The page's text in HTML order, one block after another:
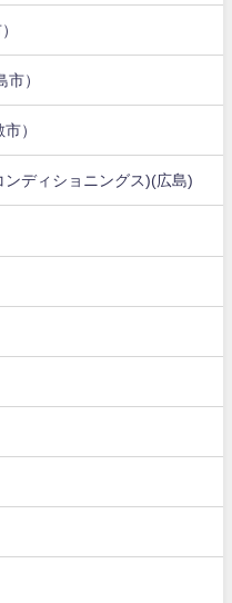
）
）
ディショニングス)(広島)